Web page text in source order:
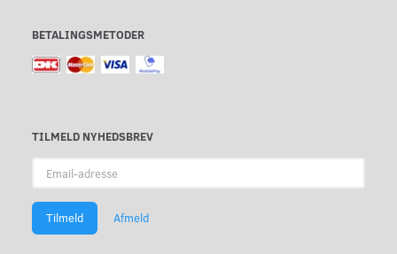
BETALINGSMETODER
TILMELD NYHEDSBREV
adresse
Tilmeld Afmeld